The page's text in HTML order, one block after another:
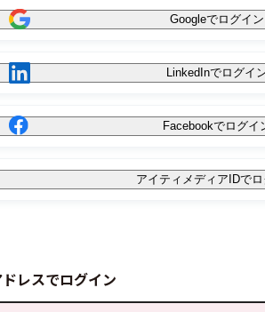
Googleでログイン
LinkedInでログイ
Facebookでログイ
アイティメディアIDで
レスでログイン